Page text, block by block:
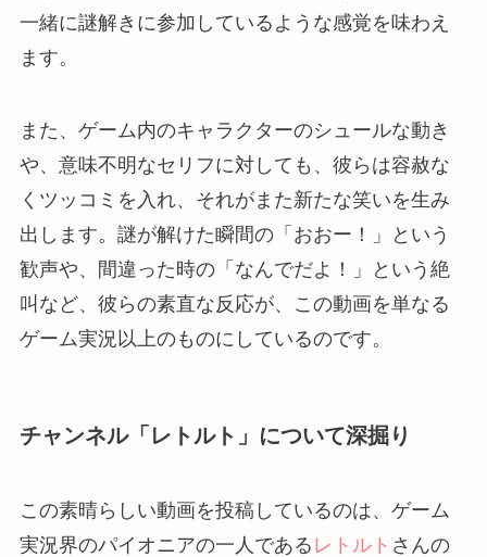
一緒に謎解きに参加しているような感覚を味わえ
ます。
また、ゲーム内のキャラクターのシュールな動き
や、意味不明なセリフに対しても、彼らは容赦な
くツッコミを入れ、それがまた新たな笑いを生み
出します。謎が解けた瞬間の「おおー！」という
歓声や、間違った時の「なんでだよ！」という絶
叫など、彼らの素直な反応が、この動画を単なる
ゲーム実況以上のものにしているのです。
チャンネル「レトルト」について深掘り
この素晴らしい動画を投稿しているのは、ゲーム
実況界のパイオニアの一人である レトルト さんの